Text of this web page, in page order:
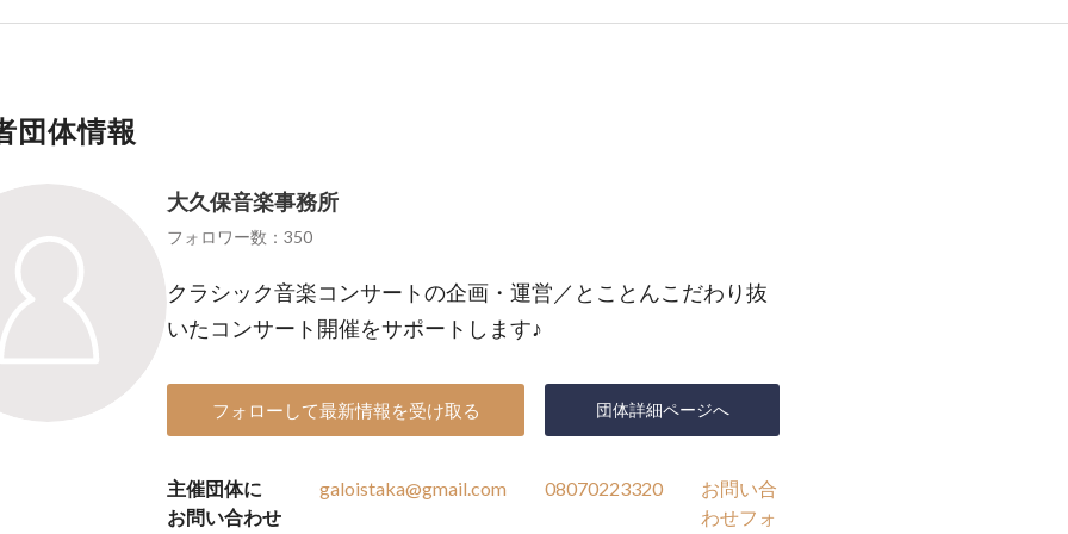
団体情報
大久保音楽事務所
フォロワー数：350
クラシック音楽コンサートの企画・運営／とことんこだわり抜
いたコンサート開催をサポートします♪
フォローして最新情報を受け取る 団体詳細ページへ
主催団体に
お問い合わせ
galoistaka@gmail.com 08070223320
お問い合
わせフォ